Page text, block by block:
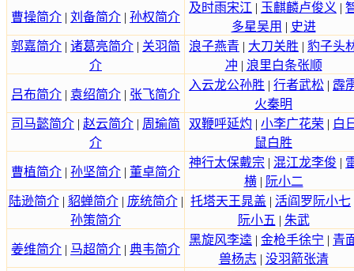
曹操简介 | 刘备简介 | 孙权简介
及时雨宋江 | 玉麒麟卢俊义 |
多星吴用 | 史进
郭嘉简介 | 诸葛亮简介 | 关羽简
介
浪子燕青 | 大刀关胜 | 豹子头
冲 | 浪里白条张顺
吕布简介 | 袁绍简介 | 张飞简介
入云龙公孙胜 | 行者武松 | 霹
火秦明
司马懿简介 | 赵云简介 | 周瑜简
介
双鞭呼延灼 | 小李广花荣 | 白
鼠白胜
曹植简介 | 孙坚简介 | 董卓简介
神行太保戴宗 | 混江龙李俊 |
横| 阮小二
陆逊简介| 貂蝉简介| 庞统简介|
孙策简介
托塔天王晁盖 | 活阎罗阮小七
阮小五 | 朱武
姜维简介 | 马超简介 | 典韦简介
黑旋风李逵 | 金枪手徐宁 | 青
兽杨志| 没羽箭张清